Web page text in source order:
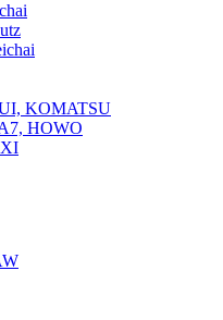
KOMATSU
HOWO